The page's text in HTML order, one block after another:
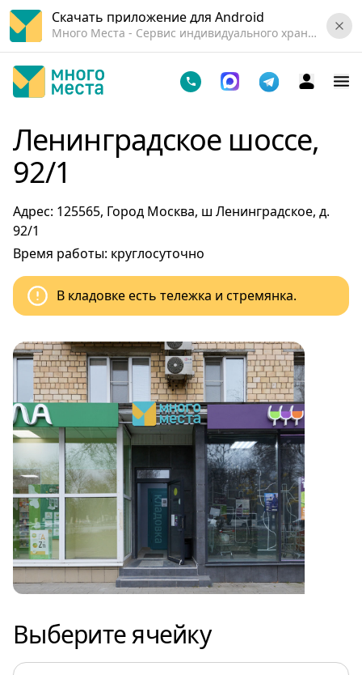
Скачать приложение для Android
Много Места - Cервис индивидуального хранения вещей.
Ленинградское шоссе,
92/1
Адрес: 125565, Город Москва, ш Ленинградское, д.
92/1
Время работы: круглосуточно
В кладовке есть тележка и стремянка.
Выберите ячейку